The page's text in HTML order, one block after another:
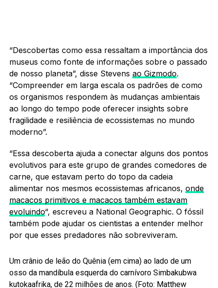
“Descobertas como essa ressaltam a importância dos
museus como fonte de informações sobre o passado
de nosso planeta”, disse Stevens ao Gizmodo.
“Compreender em larga escala os padrões de como
os organismos respondem às mudanças ambientais
ao longo do tempo pode oferecer insights sobre
fragilidade e resiliência de ecossistemas no mundo
moderno”.
“Essa descoberta ajuda a conectar alguns dos pontos
evolutivos para este grupo de grandes comedores de
carne, que estavam perto do topo da cadeia
alimentar nos mesmos ecossistemas africanos, onde
macacos primitivos e macacos também estavam
evoluindo“, escreveu a National Geographic. O fóssil
também pode ajudar os cientistas a entender melhor
por que esses predadores não sobreviveram.
Um crânio de leão do Quênia (em cima) ao lado de um
osso da mandíbula esquerda do carnívoro Simbakubwa
kutokaafrika, de 22 milhões de anos. (Foto: Matthew